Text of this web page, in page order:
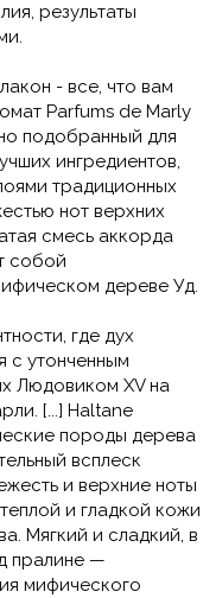
результаты
- все, что вам
Parfums de Marly
подобранный для
ингредиентов,
традиционных
нот верхних
смесь аккорда
собой
дереве Уд.
где дух
с утонченным
Людовиком XV на
[...] Haltane
породы дерева
всплеск
и верхние ноты
и гладкой кожи
Мягкий и сладкий, в
пралине —
мифического